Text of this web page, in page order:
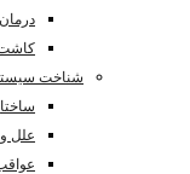
شناخت
علل